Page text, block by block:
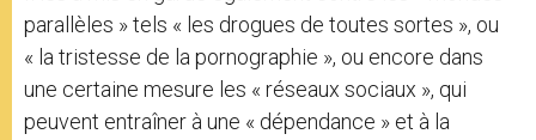
parallèles » tels « les drogues de toutes sortes », ou
« la tristesse de la pornographie », ou encore dans
une certaine mesure les « réseaux sociaux », qui
peuvent entraîner à une « dépendance » et à la